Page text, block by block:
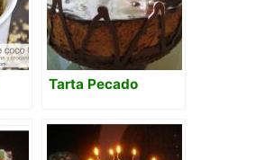
Tarta Pecado